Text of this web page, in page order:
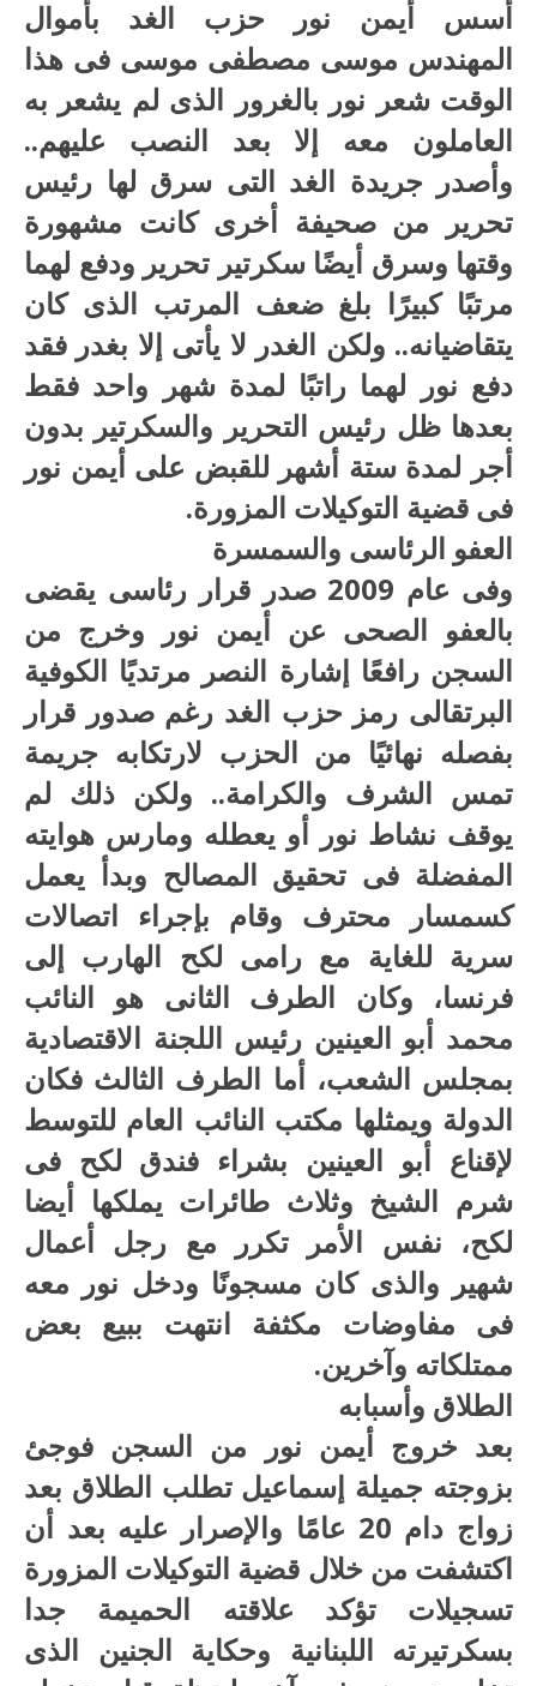
أسس أيمن نور حزب الغد بأموال
المهندس موسى مصطفى موسى فى هذا
الوقت شعر نور بالغرور الذى لم يشعر به
العاملون معه إلا بعد النصب عليهم..
وأصدر جريدة الغد التى سرق لها رئيس
تحرير من صحيفة أخرى كانت مشهورة
وقتها وسرق أيضًا سكرتير تحرير ودفع لهما
مرتبًا كبيرًا بلغ ضعف المرتب الذى كان
يتقاضيانه.. ولكن الغدر لا يأتى إلا بغدر فقد
دفع نور لهما راتبًا لمدة شهر واحد فقط
بعدها ظل رئيس التحرير والسكرتير بدون
أجر لمدة ستة أشهر للقبض على أيمن نور
فى قضية التوكيلات المزورة.
العفو الرئاسى والسمسرة
وفى عام 2009 صدر قرار رئاسى يقضى
بالعفو الصحى عن أيمن نور وخرج من
السجن رافعًا إشارة النصر مرتديًا الكوفية
البرتقالى رمز حزب الغد رغم صدور قرار
بفصله نهائيًا من الحزب لارتكابه جريمة
تمس الشرف والكرامة.. ولكن ذلك لم
يوقف نشاط نور أو يعطله ومارس هوايته
المفضلة فى تحقيق المصالح وبدأ يعمل
كسمسار محترف وقام بإجراء اتصالات
سرية للغاية مع رامى لكح الهارب إلى
فرنسا، وكان الطرف الثانى هو النائب
محمد أبو العينين رئيس اللجنة الاقتصادية
بمجلس الشعب، أما الطرف الثالث فكان
الدولة ويمثلها مكتب النائب العام للتوسط
لإقناع أبو العينين بشراء فندق لكح فى
شرم الشيخ وثلاث طائرات يملكها أيضا
لكح، نفس الأمر تكرر مع رجل أعمال
شهير والذى كان مسجونًا ودخل نور معه
فى مفاوضات مكثفة انتهت ببيع بعض
ممتلكاته وآخرين.
الطلاق وأسبابه
بعد خروج أيمن نور من السجن فوجئ
بزوجته جميلة إسماعيل تطلب الطلاق بعد
زواج دام 20 عامًا والإصرار عليه بعد أن
اكتشفت من خلال قضية التوكيلات المزورة
تسجيلات تؤكد علاقته الحميمة جدا
بسكرتيرته اللبنانية وحكاية الجنين الذى